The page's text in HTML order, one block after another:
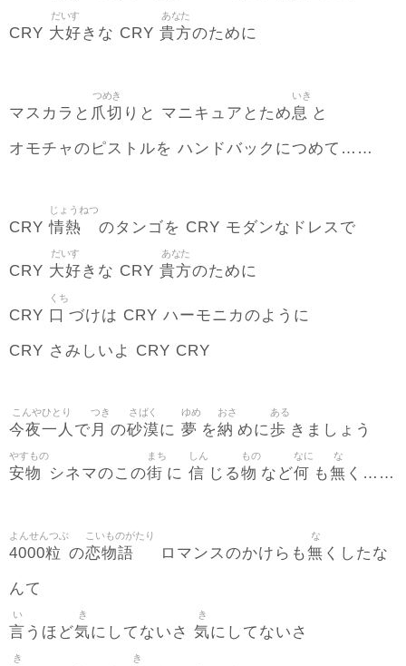
CRY 大好
だいす
きな CRY 貴方
あなた
のために
マスカラと 爪切
つめき
りと マニキュアとため息
いき
と
オモチャのピストルを ハンドバックにつめて……
CRY情熱
じょうねつ
のタンゴを CRY モダンなドレスで
CRY 大好
だいす
きな CRY 貴方
あなた
のために
CRY 口
くち
づけは CRY ハーモニカのように
CRY さみしいよ CRY CRY
今夜一人
こんやひとり
で 月
つき
の砂漠
さばく
に 夢
ゆめ
を納
おさ
めに歩
ある
きましょう
安物
やすもの
シネマのこの街
まち
に 信
しん
じる物
もの
など何
なに
も無
な
く……
4000粒
よんせんつぶ
の恋物語
こいものがたり
ロマンスのかけらも無
な
くしたな
んて
言
い
うほど気
き
にしてないさ 気
き
にしてないさ
き き